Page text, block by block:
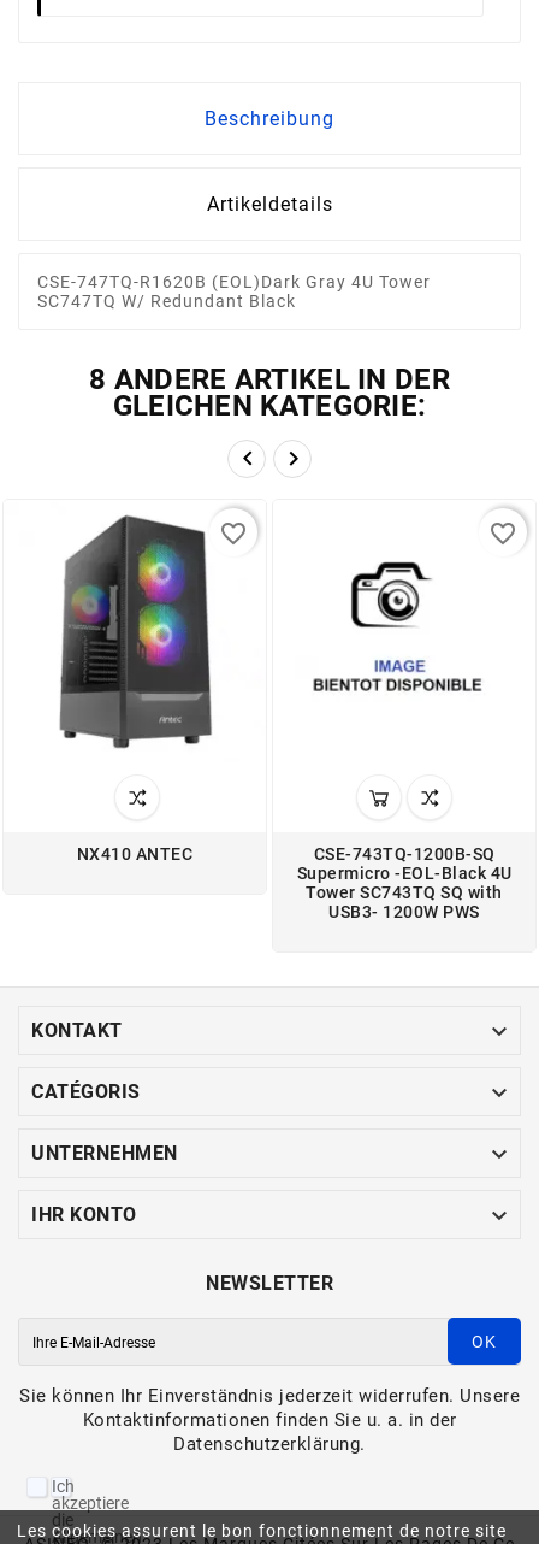
Les cookies assurent le bon fonctionnement de notre site
Beschreibung
Artikeldetails
CSE-747TQ-R1620B (EOL)Dark Gray 4U Tower
SC747TQ W/ Redundant Black
8 ANDERE ARTIKEL IN DER
GLEICHEN KATEGORIE:
 
NX410 ANTEC
favorite_border
CSE-743TQ-1200B-SQ
Supermicro -EOL-Black 4U
Tower SC743TQ SQ with
USB3- 1200W PWS
favorite_border
KONTAKT 
CATÉGORIS 
UNTERNEHMEN 
IHR KONTO 
NEWSLETTER
OK
Sie können Ihr Einverständnis jederzeit widerrufen. Unsere
Kontaktinformationen finden Sie u. a. in der
Datenschutzerklärung.
Ich
akzeptiere
die
Allgemeinen